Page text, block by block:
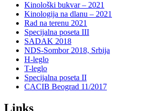
Kinološki bukvar – 2021
Kinologija na dlanu – 2021
Rad na terenu 2021
Specijalna poseta III
SADAK 2018
NDS-Sombor 2018, Srbija
H-leglo
T-leglo
Specijalna poseta II
CACIB Beograd 11/2017
Links